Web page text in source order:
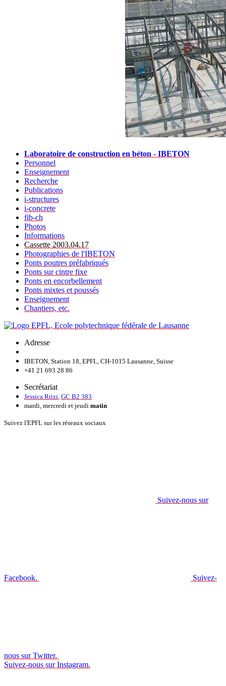
Laboratoire de construction en béton - IBETON
Personnel
Enseignement
Recherche
Publications
i-structures
i-concrete
fib-ch
Photos
Informations
Cassette 2003.04.17
Photographies de l'IBETON
Ponts poutres préfabriqués
Ponts sur cintre fixe
Ponts en encorbellement
Ponts mixtes et poussés
Enseignement
Chantiers, etc.
Adresse
IBETON, Station 18, EPFL, CH-1015 Lausanne, Suisse
+41 21 693 28 86
Secrétariat
Jessica Ritzi GC B2 383
mardi, mercredi et jeudi matin
Suivez l'EPFL sur les réseaux sociaux
Suivez-nous sur
Facebook. Suivez-
nous sur Twitter.
Suivez-nous sur Instagram.